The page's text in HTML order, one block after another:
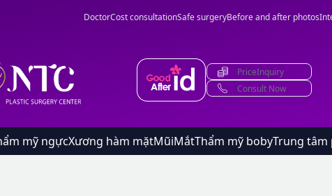
DoctorCost consultationSafe surgeryBefore and after photos
PriceInquiry
Consult Now
mỹ ngựcXương hàm mặtMũiMắtThẩm mỹ bobyTrung tâm